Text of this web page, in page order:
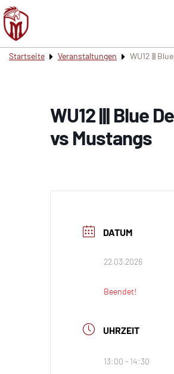
Startseite Veranstaltungen WU12 |||
WU12 ||| Blue
vs Mustangs
DATUM
22.03.2026
Beendet!
UHRZEIT
13:00 - 14:30